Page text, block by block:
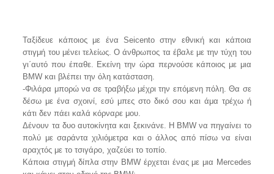
Ταξίδευε κάποιος με ένα Seicento στην εθνική και κάποια
στιγμή του μένει τελείως. Ο άνθρωπος τα έβαλε με την τύχη του
γι΄αυτό που έπαθε. Εκείνη την ώρα περνούσε κάποιος με μια
BMW και βλέπει την όλη κατάσταση.
-Φιλάρα μπορώ να σε τραβήξω μέχρι την επόμενη πόλη. Θα σε
δέσω με ένα σχοινί, εσύ μπες στο δικό σου και άμα τρέχω ή
κάτι δεν πάει καλά κόρναρε μου.
Δένουν τα δυο αυτοκίνητα και ξεκινάνε. Η BMW να πηγαίνει το
πολύ με σαράντα χιλιόμετρα και ο άλλος από πίσω να είναι
αραχτός με το τσιγάρο, χαζεύει το τοπίο.
Κάποια στιγμή δίπλα στην BMW έρχεται ένας με μια Mercedes